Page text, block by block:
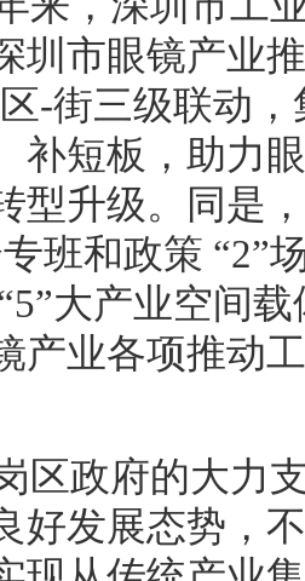
圳市眼镜产业
-街三级联动
补短板，助力
型升级。同是
班和政策 “2”
大产业空间
产业各项推动
区政府的大力
好发展态势，